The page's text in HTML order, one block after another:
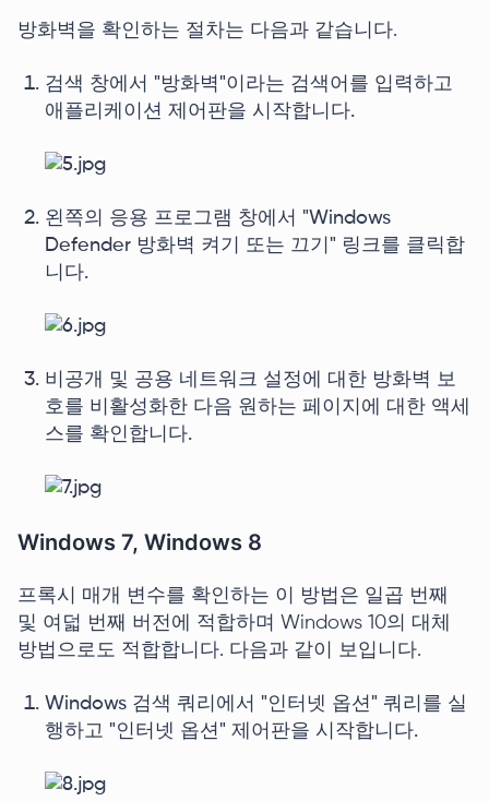
방화벽을 확인하는 절차는 다음과 같습니다.
검색 창에서 "방화벽"이라는 검색어를 입력하고
애플리케이션 제어판을 시작합니다.
왼쪽의 응용 프로그램 창에서 "Windows
Defender 방화벽 켜기 또는 끄기" 링크를 클릭합
니다.
비공개 및 공용 네트워크 설정에 대한 방화벽 보
호를 비활성화한 다음 원하는 페이지에 대한 액세
스를 확인합니다.
Windows 7, Windows 8
프록시 매개 변수를 확인하는 이 방법은 일곱 번째
및 여덟 번째 버전에 적합하며 Windows 10의 대체
방법으로도 적합합니다. 다음과 같이 보입니다.
Windows 검색 쿼리에서 "인터넷 옵션" 쿼리를 실
행하고 "인터넷 옵션" 제어판을 시작합니다.